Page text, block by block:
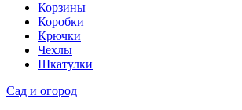
Корзины
Коробки
Крючки
Чехлы
Шкатулки
Сад и огород